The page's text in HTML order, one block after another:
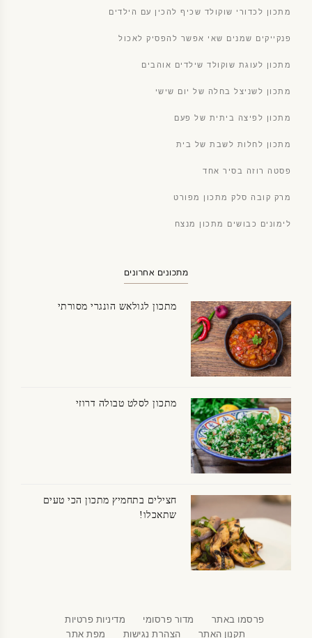
מתכון לכדורי שוקולד שכיף להכין עם הילדים
פנקייקים שמנים שאי אפשר להפסיק לאכול
מתכון לעוגת שוקולד שילדים אוהבים
מתכון לשניצל בחלה של יום שישי
מתכון לפיצה ביתית של פעם
מתכון לחלות לשבת של בית
פסטה רוזה בסיר אחד
מרק קובה סלק מתכון מפורט
לימונים כבושים מתכון מנצח
מתכונים אחרונים
מתכון לגולאש הונגרי מסורתי
מתכון לסלט טבולה דרוזי
חצילים בתחמיץ מתכון הכי טעים
שתאכלו!
פרסמו באתר מדור פרסומי
מדיניות פרטיות
תקנון האתר
הצהרת נגישות מפת אתר